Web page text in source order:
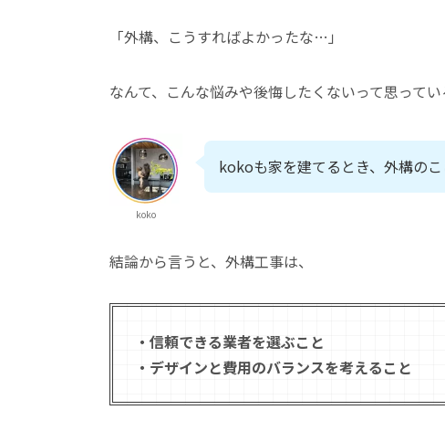
「外構、こうすればよかったな…」
なんて、こんな悩みや後悔したくないって思って
koko
kokoも家を建てるとき、外構のこ
結論から言うと、外構工事は、
・信頼できる業者を選ぶこと
・デザインと費用のバランスを考えること